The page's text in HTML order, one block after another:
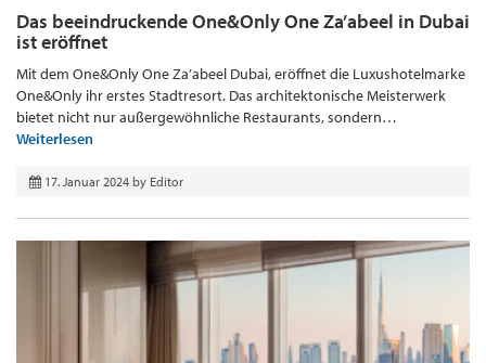
Das beeindruckende One&Only One Za’abeel in Dubai
ist eröffnet
Mit dem One&Only One Za’abeel Dubai, eröffnet die Luxushotelmarke
One&Only ihr erstes Stadtresort. Das architektonische Meisterwerk
bietet nicht nur außergewöhnliche Restaurants, sondern…
Weiterlesen
17. Januar 2024 by Editor